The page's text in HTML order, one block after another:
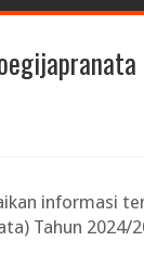
informasi
Tahun 2024/